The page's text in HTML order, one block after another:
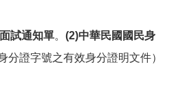
試通知單。 (2)中華民國國民身
分證字號之有效身分證明文件）